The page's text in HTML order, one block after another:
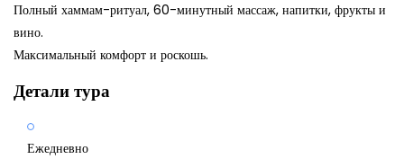
Полный хаммам-ритуал, 60-минутный массаж, напитки, фрукты и
вино.
Максимальный комфорт и роскошь.
Детали тура
Ежедневно